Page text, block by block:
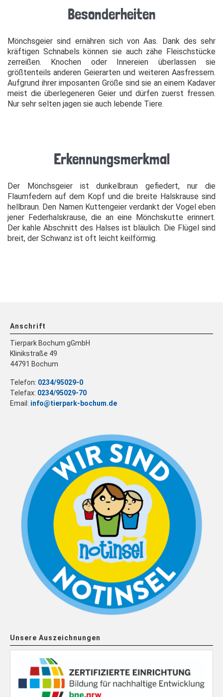
Besonderheiten
Mönchsgeier sind ernähren sich von Aas. Dank des sehr
kräftigen Schnabels können sie auch zähe Fleischstücke
zerreißen. Knochen oder Innereien überlassen sie
größtenteils anderen Geierarten und weiteren Aasfressern.
Aufgrund ihrer imposanten Größe sind sie an einem Kadaver
meist die überlegeneren Geier und dürfen zuerst fressen.
Nur sehr selten jagen sie auch lebende Tiere.
Erkennungsmerkmal
Der Mönchsgeier ist dunkelbraun gefiedert, nur die
Flaumfedern auf dem Kopf und die breite Halskrause sind
hellbraun. Den Namen Kuttengeier verdankt der Vogel eben
jener Federhalskrause, die an eine Mönchskutte erinnert.
Der kahle Abschnitt des Halses ist bläulich. Die Flügel sind
breit, der Schwanz ist oft leicht keilförmig.
Anschrift
Tierpark Bochum gGmbH
Klinikstraße 49
44791 Bochum
Telefon: 0234/95029-0
Telefax: 0234/95029-70
Email: info@tierpark-bochum.de
Unsere Auszeichnungen